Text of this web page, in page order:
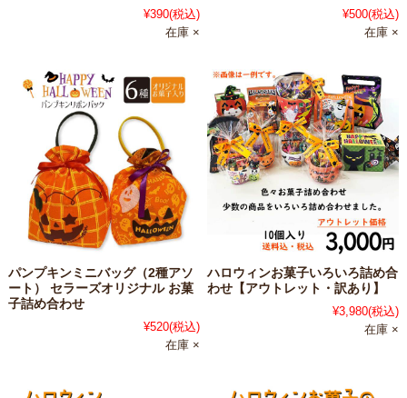
¥390(税込)
在庫 ×
¥500(税込)
在庫 ×
パンプキンミニバッグ（2種アソ
ート） セラーズオリジナル お菓
子詰め合わせ
¥520(税込)
在庫 ×
ハロウィンお菓子いろいろ詰め合
わせ【アウトレット・訳あり】
¥3,980(税込)
在庫 ×